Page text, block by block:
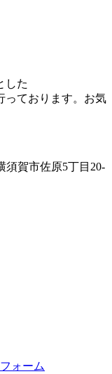
750mm（22）
1500mm（6）
体型（4）
した
っております。お気
須賀市佐原5丁目20-
ォーム